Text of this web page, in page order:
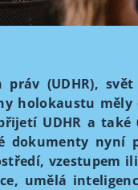
práv (UDHR),
holokaustu měly
UDHR a také
dokumenty nyní
vzestupem
umělá